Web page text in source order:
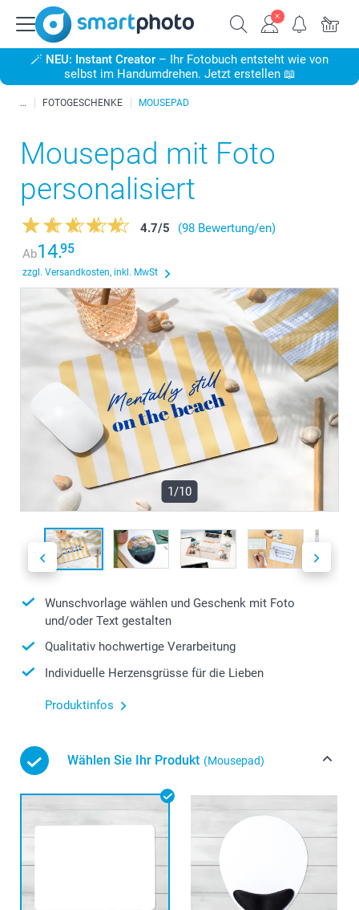
🪄 NEU: Instant Creator – Ihr Fotobuch entsteht wie von
selbst im Handumdrehen. Jetzt erstellen 📖
FOTOGESCHENKE MOUSEPAD
Mousepad mit Foto
personalisiert
4.7/5
(98 Bewertung/en)
Ab14.95
zzgl. Versandkosten, inkl. MwSt
1/10
Wunschvorlage wählen und Geschenk mit Foto
und/oder Text gestalten
Qualitativ hochwertige Verarbeitung
Individuelle Herzensgrüsse für die Lieben
Produktinfos
Wählen Sie Ihr Produkt (Mousepad)